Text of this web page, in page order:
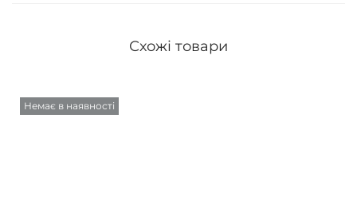
Схожі товари
Немає в наявності